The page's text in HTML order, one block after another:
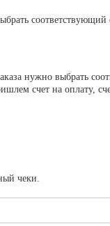
нужно выбрать
счет на оплату,
чеки.